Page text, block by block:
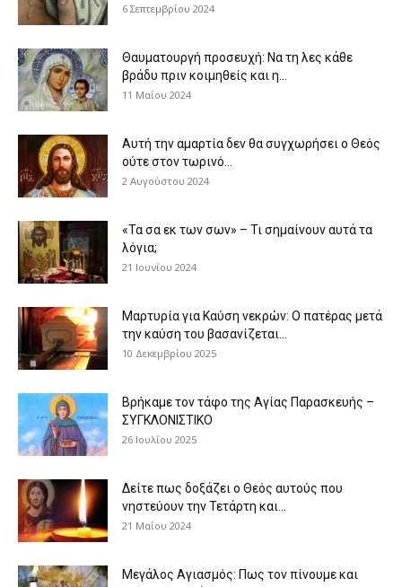
6 Σεπτεμβρίου 2024
Θαυματουργή προσευχή: Να τη λες κάθε
βράδυ πριν κοιμηθείς και η...
11 Μαΐου 2024
Αυτή την αμαρτία δεν θα συγχωρήσει ο Θεός
ούτε στον τωρινό...
2 Αυγούστου 2024
«Τα σα εκ των σων» – Τι σημαίνουν αυτά τα
λόγια;
21 Ιουνίου 2024
Μαρτυρία για Καύση νεκρών: Ο πατέρας μετά
την καύση του βασανίζεται...
10 Δεκεμβρίου 2025
Βρήκαμε τον τάφο της Αγίας Παρασκευής –
ΣΥΓΚΛΟΝΙΣΤΙΚΟ
26 Ιουλίου 2025
Δείτε πως δοξάζει ο Θεός αυτούς που
νηστεύουν την Τετάρτη και...
21 Μαΐου 2024
Μεγάλος Αγιασμός: Πως τον πίνουμε και